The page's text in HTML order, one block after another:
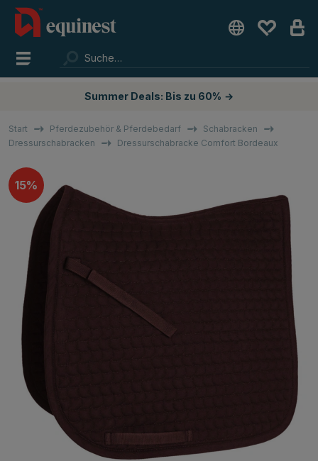
Summer Deals: Bis zu 60% →
Start Pferdezubehör & Pferdebedarf
Schabracken
Dressurschabracken
Dressurschabracke Comfort Bordeaux
15%